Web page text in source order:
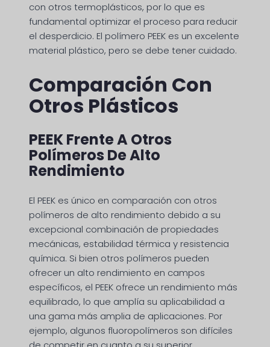
con otros termoplásticos, por lo que es
fundamental optimizar el proceso para reducir
el desperdicio. El polímero PEEK es un excelente
material plástico, pero se debe tener cuidado.
Comparación Con
Otros Plásticos
PEEK Frente A Otros
Polímeros De Alto
Rendimiento
El PEEK es único en comparación con otros
polímeros de alto rendimiento debido a su
excepcional combinación de propiedades
mecánicas, estabilidad térmica y resistencia
química. Si bien otros polímeros pueden
ofrecer un alto rendimiento en campos
específicos, el PEEK ofrece un rendimiento más
equilibrado, lo que amplía su aplicabilidad a
una gama más amplia de aplicaciones. Por
ejemplo, algunos fluoropolímeros son difíciles